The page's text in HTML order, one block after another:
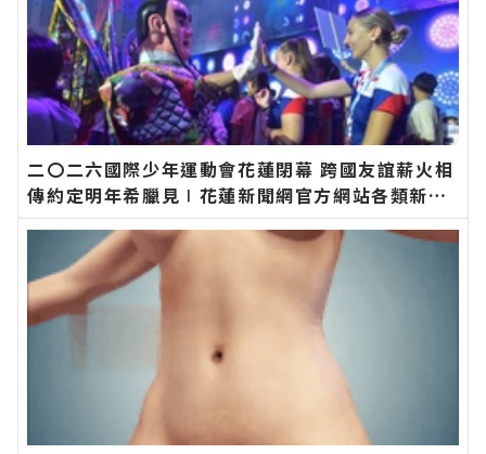
二〇二六國際少年運動會花蓮閉幕 跨國友誼薪火相
傳約定明年希臘見∣花蓮新聞網官方網站各類新聞
－最快速的今日新聞報導 最新的在地資訊！